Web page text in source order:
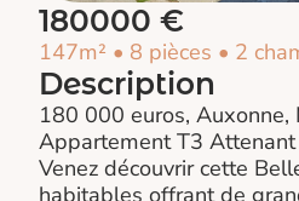
180000 €
147m² • 8 pièces • 2
Description
180 000 euros, Auxonne,
Appartement T3 Attenant
Venez découvrir cette
habitables offrant de